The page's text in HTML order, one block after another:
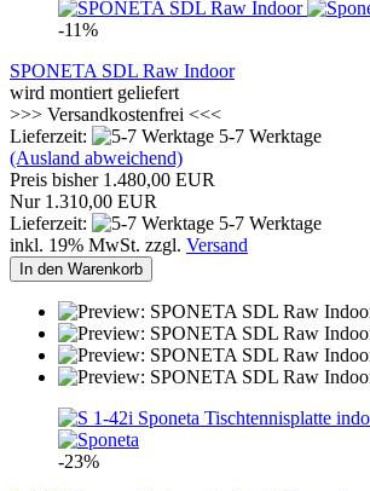
-11%
SPONETA SDL Raw Indoor
wird montiert geliefert
>>> Versandkostenfrei <<<
Lieferzeit:
5-7 Werktage
(Ausland abweichend)
Preis bisher 1.480,00 EUR
Nur 1.310,00 EUR
Lieferzeit:
5-7 Werktage
inkl. 19% MwSt. zzgl. Versand
In den Warenkorb
-23%